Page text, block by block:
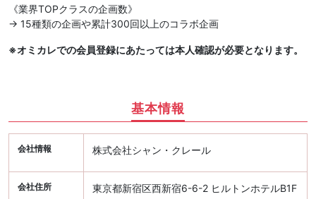
《業界TOPクラスの企画数》
→ 15種類の企画や累計300回以上のコラボ企画
※オミカレでの会員登録にあたっては本人確認が必要となります。
基本情報
会社情報 株式会社シャン・クレール
会社住所 東京都新宿区西新宿6-6-2 ヒルトンホテルB1F